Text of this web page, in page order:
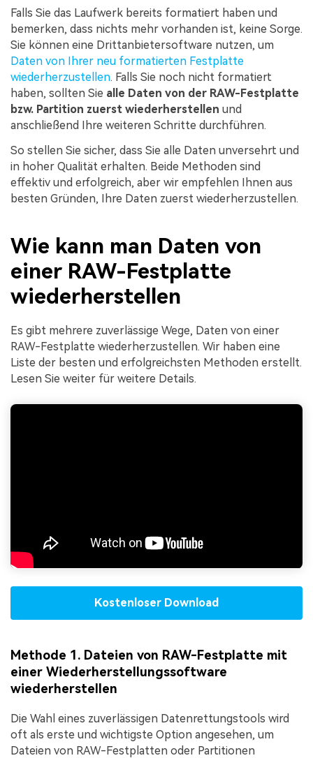
Falls Sie das Laufwerk bereits formatiert haben und
bemerken, dass nichts mehr vorhanden ist, keine Sorge.
Sie können eine Drittanbietersoftware nutzen, um
Daten von Ihrer neu formatierten Festplatte
wiederherzustellen. Falls Sie noch nicht formatiert
haben, sollten Sie alle Daten von der RAW-Festplatte
bzw. Partition zuerst wiederherstellen und
anschließend Ihre weiteren Schritte durchführen.
So stellen Sie sicher, dass Sie alle Daten unversehrt und
in hoher Qualität erhalten. Beide Methoden sind
effektiv und erfolgreich, aber wir empfehlen Ihnen aus
besten Gründen, Ihre Daten zuerst wiederherzustellen.
Wie kann man Daten von
einer RAW-Festplatte
wiederherstellen
Es gibt mehrere zuverlässige Wege, Daten von einer
RAW-Festplatte wiederherzustellen. Wir haben eine
Liste der besten und erfolgreichsten Methoden erstellt.
Lesen Sie weiter für weitere Details.
Kostenloser Download
Methode 1. Dateien von RAW-Festplatte mit
einer Wiederherstellungssoftware
wiederherstellen
Die Wahl eines zuverlässigen Datenrettungstools wird
oft als erste und wichtigste Option angesehen, um
Dateien von RAW-Festplatten oder Partitionen